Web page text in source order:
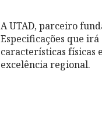
A UTAD, parceiro
Especificações que
características físicas
excelência regional.